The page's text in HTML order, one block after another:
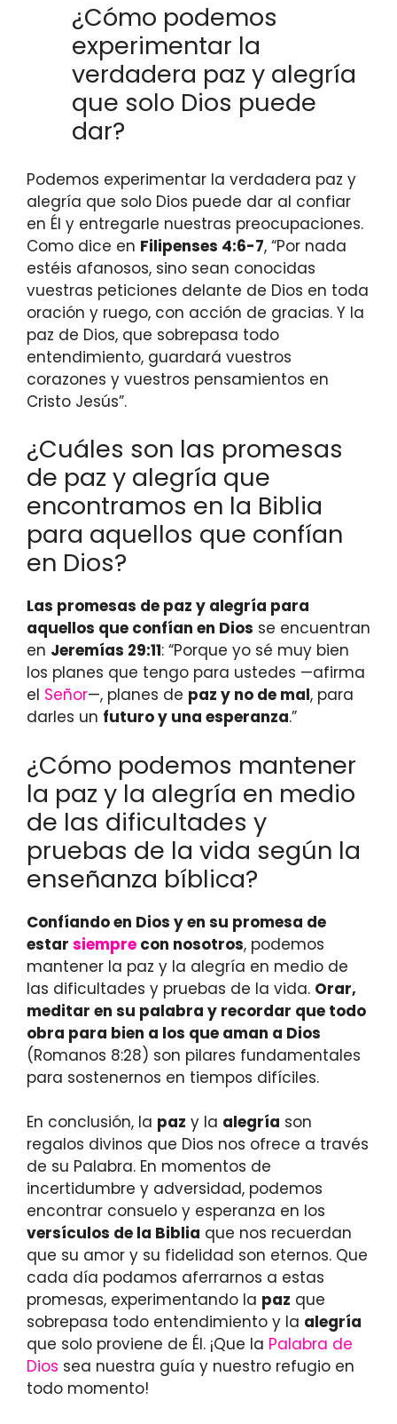
¿Cómo podemos
experimentar la
verdadera paz y alegría
que solo Dios puede
dar?
Podemos experimentar la verdadera paz y
alegría que solo Dios puede dar al confiar
en Él y entregarle nuestras preocupaciones.
Como dice en Filipenses 4:6-7, “Por nada
estéis afanosos, sino sean conocidas
vuestras peticiones delante de Dios en toda
oración y ruego, con acción de gracias. Y la
paz de Dios, que sobrepasa todo
entendimiento, guardará vuestros
corazones y vuestros pensamientos en
Cristo Jesús”.
¿Cuáles son las promesas
de paz y alegría que
encontramos en la Biblia
para aquellos que confían
en Dios?
Las promesas de paz y alegría para
aquellos que confían en Dios se encuentran
en Jeremías 29:11: “Porque yo sé muy bien
los planes que tengo para ustedes —afirma
el Señor—, planes de paz y no de mal, para
darles un futuro y una esperanza.”
¿Cómo podemos mantener
la paz y la alegría en medio
de las dificultades y
pruebas de la vida según la
enseñanza bíblica?
Confíando en Dios y en su promesa de
estar siempre con nosotros, podemos
mantener la paz y la alegría en medio de
las dificultades y pruebas de la vida. Orar,
meditar en su palabra y recordar que todo
obra para bien a los que aman a Dios
(Romanos 8:28) son pilares fundamentales
para sostenernos en tiempos difíciles.
En conclusión, la paz y la alegría son
regalos divinos que Dios nos ofrece a través
de su Palabra. En momentos de
incertidumbre y adversidad, podemos
encontrar consuelo y esperanza en los
versículos de la Biblia que nos recuerdan
que su amor y su fidelidad son eternos. Que
cada día podamos aferrarnos a estas
promesas, experimentando la paz que
sobrepasa todo entendimiento y la alegría
que solo proviene de Él. ¡Que la Palabra de
Dios sea nuestra guía y nuestro refugio en
todo momento!